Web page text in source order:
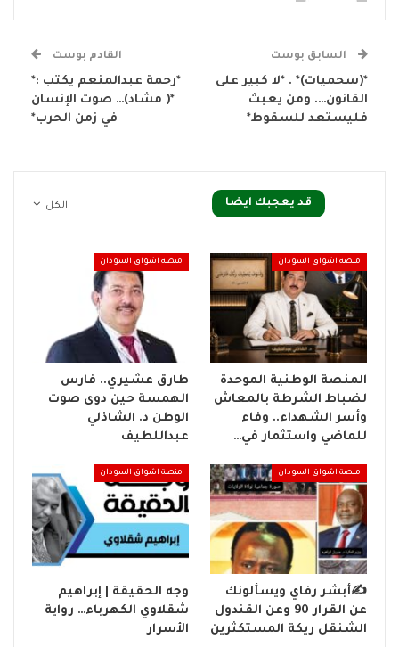
السابق بوست
*(سحميات)* . *لا كبير على
القانون…. ومن يعبث
فليستعد للسقوط*
القادم بوست
*رحمة عبدالمنعم يكتب :*
*( مشاد)… صوت الإنسان
في زمن الحرب*
الكل قد يعجبك ايضا
منصة اشواق السودان
المنصة الوطنية الموحدة
لضباط الشرطة بالمعاش
وأسر الشهداء.. وفاء
للماضي واستثمار في…
منصة اشواق السودان
طارق عشيري.. فارس
الهمسة حين دوى صوت
الوطن د. الشاذلي
عبداللطيف
منصة اشواق السودان
✍️أبشر رفاي ويسألونك
عن القرار 90 وعن القندول
الشنقل ريكة المستكثرين
منصة اشواق السودان
وجه الحقيقة | إبراهيم
شقلاوي الكهرباء… رواية
الأسرار